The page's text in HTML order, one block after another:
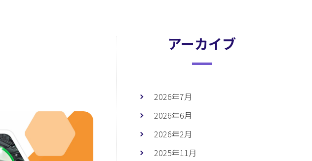
アーカイブ
2026年7月
2026年6月
2026年2月
2025年11月